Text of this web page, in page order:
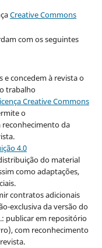
Creative Commons
com os seguintes
concedem à revista o
trabalho
Creative Commons
o
da
4.0
do material
como adaptações,
contratos adicionais
exclusiva da versão do
publicar em repositório
com reconhecimento